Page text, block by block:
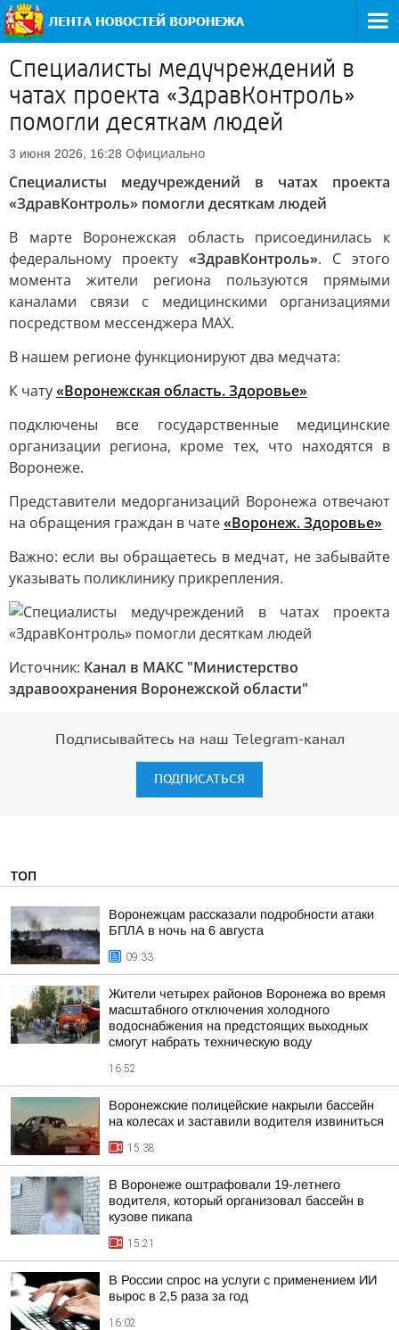
Специалисты медучреждений в
чатах проекта «ЗдравКонтроль»
помогли десяткам людей
3 июня 2026, 16:28 Официально
Специалисты медучреждений в чатах проекта
«ЗдравКонтроль» помогли десяткам людей
В марте Воронежская область присоединилась к
федеральному проекту «ЗдравКонтроль». С этого
момента жители региона пользуются прямыми
каналами связи с медицинскими организациями
посредством мессенджера MAX.
В нашем регионе функционируют два медчата:
К чату«Воронежская область. Здоровье»
подключены все государственные медицинские
организации региона, кроме тех, что находятся в
Воронеже.
Представители медорганизаций Воронежа отвечают
на обращения граждан в чате«Воронеж. Здоровье»
Важно: если вы обращаетесь в медчат, не забывайте
указывать поликлинику прикрепления.
Источник: Канал в МАКС "Министерство
здравоохранения Воронежской области"
Подписывайтесь на наш Telegram-канал
ПОДПИСАТЬСЯ
ТОП
Воронежцам рассказали подробности атаки
БПЛА в ночь на 6 августа
09:33
Жители четырех районов Воронежа во время
масштабного отключения холодного
водоснабжения на предстоящих выходных
смогут набрать техническую воду
16:52
Воронежские полицейские накрыли бассейн
на колесах и заставили водителя извиниться
15:38
В Воронеже оштрафовали 19-летнего
водителя, который организовал бассейн в
кузове пикапа
15:21
В России спрос на услуги с применением ИИ
вырос в 2,5 раза за год
16:02